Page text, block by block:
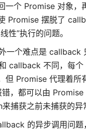
一个 Promise 对象，
Promise 摆脱了
性”执行的问题。
一个难点是 callback
callback 不同，每
但 Promise 代理着所
，都可以由 Promise
捕获之前未捕获的异
的异步调用问